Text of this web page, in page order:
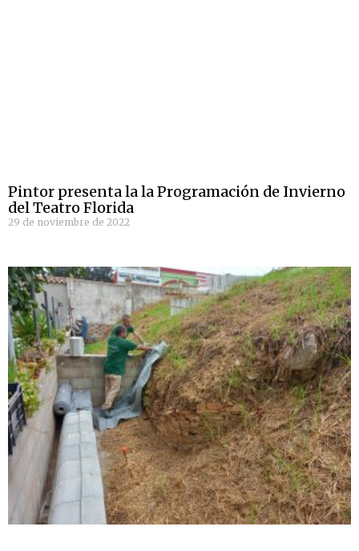
Pintor presenta la la Programación de Invierno
del Teatro Florida
29 de noviembre de 2022